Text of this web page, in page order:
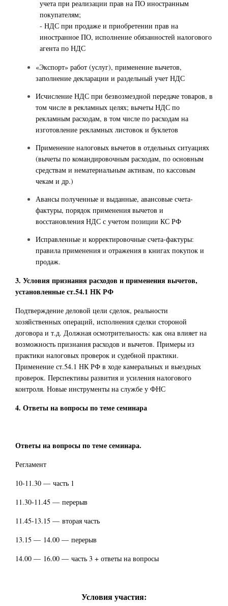
учета при реализации прав на ПО иностранным
покупателям;
- НДС при продаже и приобретении прав на
иностранное ПО, исполнение обязанностей налогового
агента по НДС
«Экспорт» работ (услуг), применение вычетов,
заполнение декларации и раздельный учет НДС
Исчисление НДС при безвозмездной передаче товаров, в
том числе в рекламных целях; вычеты НДС по
рекламным расходам, в том числе по расходам на
изготовление рекламных листовок и буклетов
Применение налоговых вычетов в отдельных ситуациях
(вычеты по командировочным расходам, по основным
средствам и нематериальным активам, по кассовым
чекам и др.)
Авансы полученные и выданные, авансовые счета-
фактуры, порядок применения вычетов и
восстановления НДС с учетом позиции КС РФ
Исправленные и корректировочные счета-фактуры:
правила применения и отражения в книгах покупок и
продаж.
3. Условия признания расходов и применения вычетов,
установленные ст.54.1 НК РФ
Подтверждение деловой цели сделок, реальности
хозяйственных операций, исполнения сделки стороной
договора и т.д. Должная осмотрительность: как она влияет на
возможность признания расходов и вычетов. Примеры из
практики налоговых проверок и судебной практики.
Применение ст.54.1 НК РФ в ходе камеральных и выездных
проверок. Перспективы развития и усиления налогового
контроля. Новые инструменты на службе у ФНС
4. Ответы на вопросы по теме семинара
Ответы на вопросы по теме семинара.
Регламент
10-11.30 — часть 1
11.30-11.45 — перерыв
11.45-13.15 — вторая часть
13.15 — 14.00 — перерыв
14.00 — 16.00 — часть 3 + ответы на вопросы
Условия участия: